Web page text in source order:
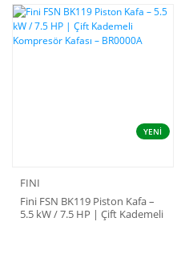
YENİ
FINI
Fini FSN BK119 Piston Kafa –
5.5 kW / 7.5 HP | Çift Kademeli